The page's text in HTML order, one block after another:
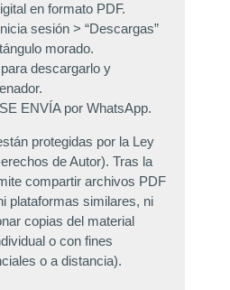
en formato PDF.
sesión > “Descargas”
morado.
descargarlo y
ENVÍA por WhatsApp.
protegidas por la Ley
de Autor). Tras la
compartir archivos PDF
plataformas similares, ni
copias del material
o con fines
o a distancia).